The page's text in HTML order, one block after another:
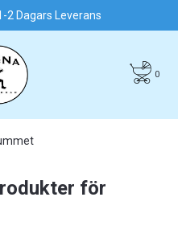
2 Dagars Leverans
0
för